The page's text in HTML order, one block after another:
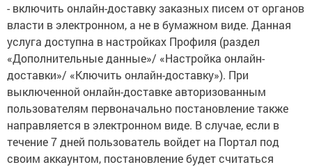
- включить онлайн-доставку заказных писем от органов
власти в электронном, а не в бумажном виде. Данная
услуга доступна в настройках Профиля (раздел
«Дополнительные данные»/ «Настройка онлайн-
доставки»/ «Ключить онлайн-доставку»). При
выключенной онлайн-доставке авторизованным
пользователям первоначально постановление также
направляется в электронном виде. В случае, если в
течение 7 дней пользователь войдет на Портал под
своим аккаунтом, постановление будет считаться